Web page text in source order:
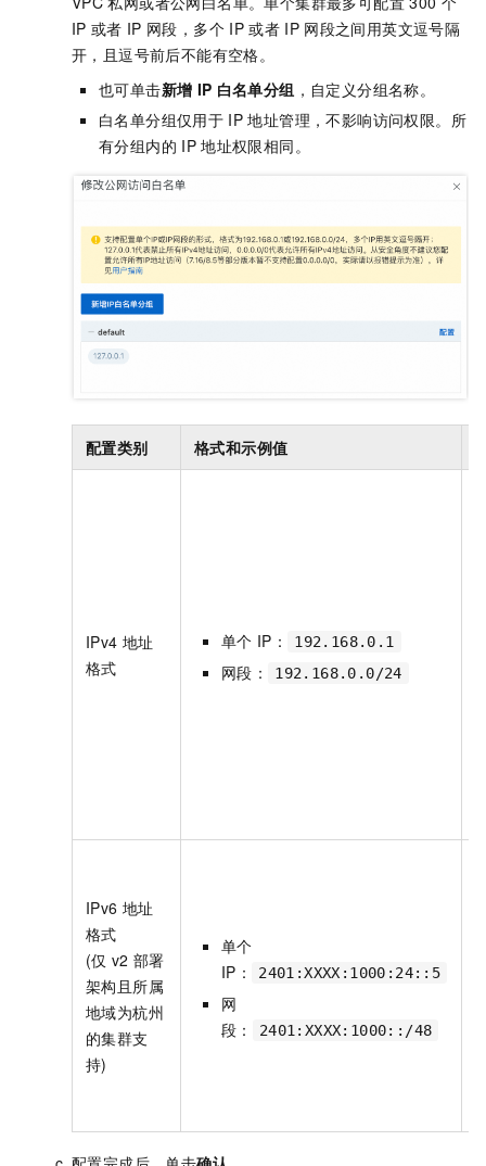
IP 或者 IP 网段，多个 IP 或者 IP 网段之间用英文逗号隔
开，且逗号前后不能有空格。
也可单击新增 IP 白名单分组 ，自定义分组名称。
白名单分组仅用于 IP 地址管理，不影响访问权限。所
有分组内的 IP 地址权限相同。
配置类别 格式和示例值
IPv4 地址
格式
单个 IP： 192.168.0.1
网段： 192.168.0.0/24
IPv6 地址
格式
(仅 v2 部署
架构且所属
地域为杭州
的集群支
持)
单个
IP：
2401:XXXX:1000:24::5
网
段：
2401:XXXX:1000::/48